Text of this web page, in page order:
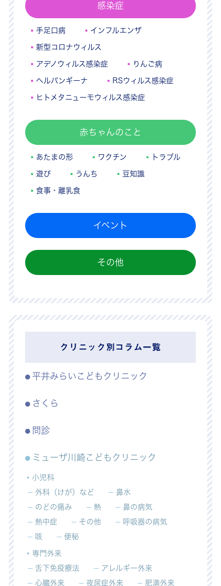
感染症
手足口病 インフルエンザ
新型コロナウィルス
アデノウィルス感染症 りんご病
ヘルパンギーナ RSウィルス感染症
ヒトメタニューモウィルス感染症
赤ちゃんのこと
あたまの形 ワクチン トラブル
遊び うんち 豆知識
食事・離乳食
イベント
その他
クリニック別コラム一覧
平井みらいこどもクリニック
さくら
問診
ミューザ川崎こどもクリニック
小児科
外科（けが）など
鼻水
のどの痛み
熱
鼻の病気
熱中症
その他
呼吸器の病気
咳
便秘
専門外来
舌下免疫療法
アレルギー外来
心臓外来
夜尿症外来
肥満外来